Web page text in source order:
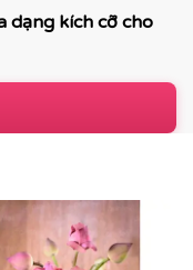
dạng kích cỡ cho